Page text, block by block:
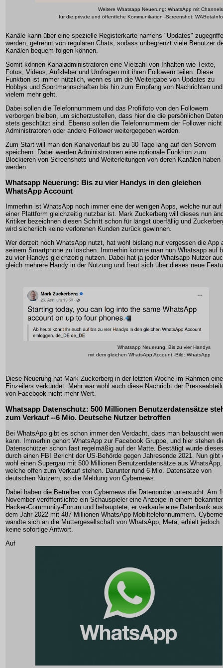
Weitere Whatsapp Neuerung: WhatsApp mit Channels
für die private und öffentliche Kommunikation -Screenshot: WABetaInfo
Kanäle kann über eine spezielle Registerkarte namens "Updates"
werden, getrennt von regulären Chats, sodass unbegrenzt viele Benutzer
Kanälen bequem folgen können.
Somit können Kanaladministratoren eine Vielzahl von Inhalten wie Texte,
Fotos, Videos, Aufkleber und Umfragen mit ihren Followern teilen. Diese
Funktion ist immer nützlich, wenn es um die Weitergabe von Updates zu
Hobbys und Sportmannschaften bis hin zum Empfang von Nachrichten und
vielem mehr geht.
Dabei sollen die Telefonnummern und das Profilfoto von den Followern
verborgen bleiben, um sicherzustellen, dass hier die die persönlichen Daten
stets geschützt sind. Ebenso sollen die Telefonnummern der Follower
Administratoren oder andere Follower weitergegeben werden.
Zum Start will man den Kanalverlauf bis zu 30 Tage lang auf den Servern
speichern. Dabei werden Administratoren eine optionale Funktion zum
Blockieren von Screenshots und Weiterleitungen von deren Kanälen haben
werden.
Whatsapp Neuerung: Bis zu vier Handys in den gleichen
WhatsApp Account
Immerhin ist WhatsApp noch immer eine der wenigen Apps, welche nur auf
einer Plattform gleichzeitig nutzbar ist. Mark Zuckerberg will dieses nun
Kritiker bezeichnen diesen Schritt schon für längst überfällig und
wird sicherlich keine verlorenen Kunden zurück gewinnen.
Wer derzeit noch WhatsApp nutzt, hat wohl bislang nur vergessen die App
seinem Smartphone zu löschen. Immerhin könnte man nun Whatsapp auf
zu vier Handys gleichzeitig nutzen. Dabei hat ja jeder Whatsapp Nutzer
gleich mehrere Handy in der Nutzung und freut sich über dieses neue
Whatsapp Neuerung: Bis zu vier Handys
mit dem gleichen WhatsApp Account -Bild: WhatsApp
Diese Neuerung hat Mark Zuckerberg in der letzten Woche im Rahmen
Einzeilers verkündet. Mehr war wohl auch diese Nachricht der
von Facebook nicht mehr Wert.
Whatsapp Datenschutz: 500 Millionen Benutzerdatensätze
zum Verkauf --6 Mio. Deutsche Nutzer betroffen
Bei WhatsApp gibt es schon immer den Verdacht, dass man belauscht
kann. Immerhin gehört WhatsApp zur Facebook Gruppe, und hier stehen
Datenschützer schon fast regelmäßig auf der Matte. Bestätigt wurde dieses
durch einen FBI Bericht der US-Behörde gegen Jahresende 2021. Nun gibt
wohl einen Supergau mit 500 Millionen Benutzerdatensätze aus WhatsApp,
welche offen zum Verkauf stehen. Darunter rund 6 Mio. Datensätze von
deutschen Nutzern, so die Meldung von Cybernews.
Dabei haben die Betreiber von Cybernews die Datenprobe untersucht. Am
November veröffentlichte ein Schauspieler eine Anzeige in einem
Hacker-Community-Forum und behauptete, er verkaufe eine Datenbank aus
dem Jahr 2022 mit 487 Millionen WhatsApp-Mobiltelefonnummern.
wandte sich an die Muttergesellschaft von WhatsApp, Meta, erhielt jedoch
keine sofortige Antwort.
Auf